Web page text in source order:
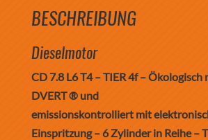
BESCHREIBUNG
Dieselmotor
CD 7.8 L6 T4 – TIER 4f –
DVERT ® und
emissionskontrolliert mit
Einspritzung – 6 Zylinder in Reihe –